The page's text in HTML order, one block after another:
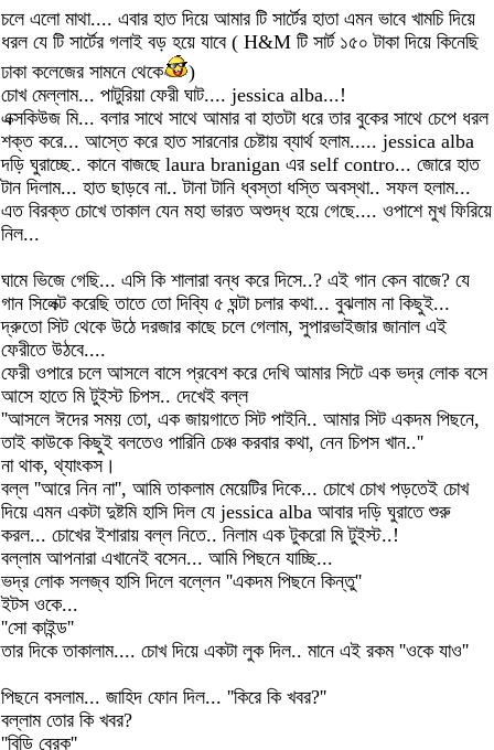
চলে এলো মাথা.... এবার হাত দিয়ে আমার টি সার্টের হাতা এমন ভাবে খামচি দিয়ে
ধরল যে টি সার্টের গলাই বড় হয়ে যাবে ( H&M টি সার্ট ১৫০ টাকা দিয়ে কিনেছি
ঢাকা কলেজের সামনে থেকে
)
চোখ মেল্লাম... পাটুরিয়া ফেরী ঘাট.... jessica alba...!
এক্সকিউজ মি... বলার সাথে সাথে আমার বা হাতটা ধরে তার বুকের সাথে চেপে ধরল
শক্ত করে... আস্তে করে হাত সারনোর চেষ্টায় ব্যার্থ হলাম..... jessica alba
দড়ি ঘুরাচ্ছে.. কানে বাজছে laura branigan এর self contro... জোরে হাত
টান দিলাম... হাত ছাড়বে না.. টানা টানি ধ্বস্তা ধস্তি অবস্থা.. সফল হলাম...
এত বিরক্ত চোখে তাকাল যেন মহা ভার‌ত অশুদ্ধ হয়ে গেছে.... ওপাশে মুখ ফিরিয়ে
নিল...
ঘামে ভিজে গেছি... এসি কি শালারা বন্ধ করে দিসে..? এই গান কেন বাজে? যে
গান সিলেক্ট করেছি তাতে তো দিব্যি ৫ ঘন্টা চলার কথা... বুঝলাম না কিছুই...
দ্রুতো সিট থেকে উঠে দরজার কাছে চলে গেলাম, সুপারভাইজার জানাল এই
ফেরীতে উঠবে....
ফেরী ওপারে চলে আসলে বাসে প্রবেশ করে দেখি আমার সিটে এক ভদ্র লোক বসে
আসে হাতে মি টুইস্ট চিপস.. দেখেই বল্ল
''আসলে ঈদের সময় তো, এক জায়গাতে সিট পাইনি.. আমার সিট একদম পিছনে,
তাই কাউকে কিছুই বলতেও পারিনি চেঞ্চ করবার কথা, নেন চিপস খান..''
না থাক, থ্যাংকস।
বল্ল ''আরে নিন না'', আমি তাকলাম মেয়েটির দিকে... চোখে চোখ পড়তেই চোখ
দিয়ে এমন একটা দুষ্টমি হাসি দিল যে jessica alba আবার দড়ি ঘুরাতে শুরু
করল... চোখের ইশারায় বল্ল নিতে.. নিলাম এক টুকরো মি টুইস্ট..!
বল্লাম আপনারা এখানেই বসেন... আমি পিছনে যাচ্ছি...
ভদ্র লোক সলজ্ব হাসি দিলে বল্লেন ''একদম পিছনে কিন্তু''
ইটস ওকে...
''সো কাইন্ড''
তার দিকে তাকালাম.... চোখ দিয়ে একটা লুক দিল.. মানে এই রকম ''ওকে যাও''
পিছনে বসলাম... জাহিদ ফোন দিল... ''কিরে কি খবর?''
বল্লাম তোর কি খবর?
''বিড়ি ব্রেক''